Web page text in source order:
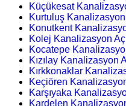
Küçükesat
Kurtuluş
Konutkent
Kolej Kanalizasyon
Kocatepe
Kızılay Kanalizasyon
Kırkkonaklar
Keçiören
Karşıyaka
Kardelen